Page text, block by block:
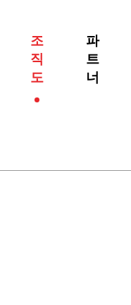
조
직
도
파
트
너